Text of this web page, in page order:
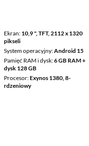
Ekran 10,9 ", TFT, 2112 x 1320
pikseli
System operacyjny Android 15
Pamięć RAM i dysk 6 GB RAM +
dysk 128 GB
Procesor Exynos 1380, 8-
rdzeniowy